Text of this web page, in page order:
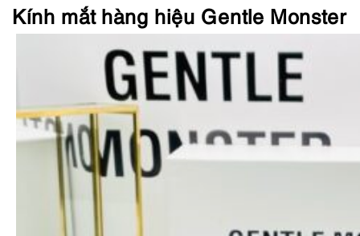
Kính mắt hàng hiệu Gentle Monster